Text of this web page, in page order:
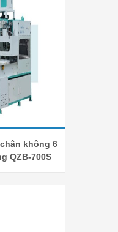
không 6
QZB-700S